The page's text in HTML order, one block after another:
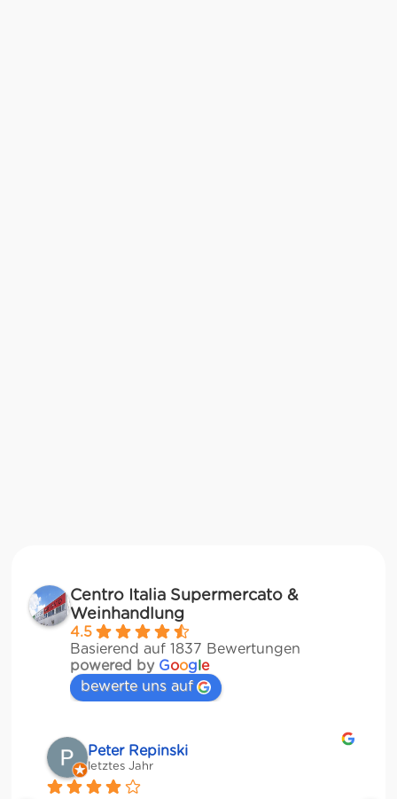
Centro Italia Supermercato &
Weinhandlung
4.5
Basierend auf 1837 Bewertungen
powered by Google
bewerte uns auf
Matze
letztes Jahr